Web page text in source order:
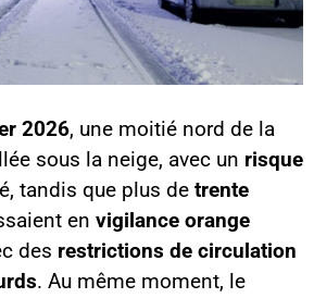
2026, une moitié nord de la
sous la neige, avec un risque
tandis que plus de trente
en vigilance orange
des restrictions de circulation
. Au même moment, le